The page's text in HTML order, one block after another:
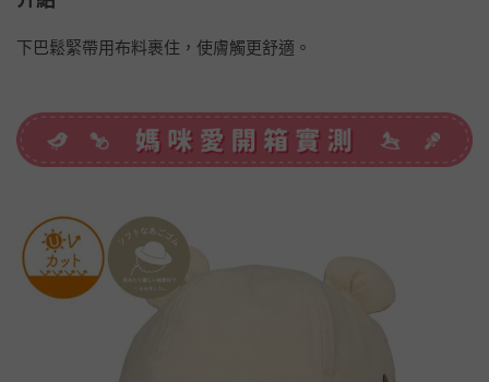
下巴鬆緊帶用布料裹住，使膚觸更舒適。